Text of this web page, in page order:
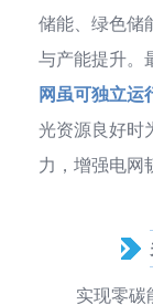
储能、绿色储
与产能提升。
网虽可独立运
光资源良好时
力，增强电网
实现零碳